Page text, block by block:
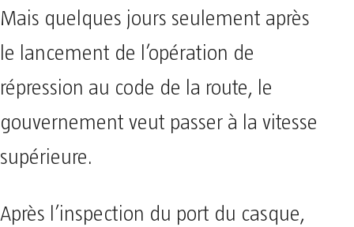
Mais quelques jours seulement après
le lancement de l’opération de
répression au code de la route, le
gouvernement veut passer à la vitesse
supérieure.
Après l’inspection du port du casque,